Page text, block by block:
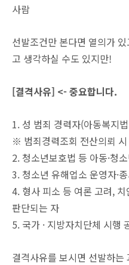
사람
선발조건만 본다면 열의가
고 생각하실 수도 있지만!
[결격사유] <- 중요합니다.
1. 성 범죄 경력자(아동복지
※ 범죄경력조회 전산의뢰 시
2. 청소년보호법 등 아동·청
3. 청소년 유해업소 운영자·
4. 형사 피소 등 여론 고려,
판단되는 자
5. 국가 · 지방자치단체 시행
결격사유를 보시면 선발하는